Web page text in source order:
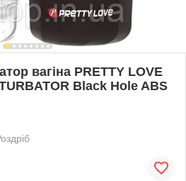
вагіна PRETTY LOVE
Black Hole ABS